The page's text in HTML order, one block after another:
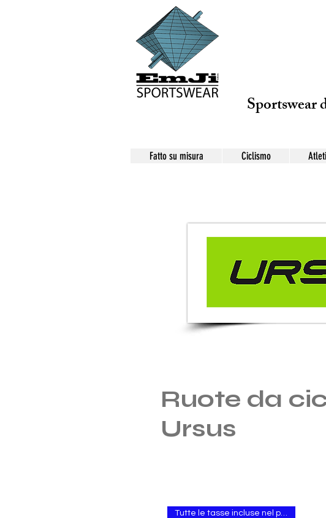
Sportswear
Fatto su misura Ciclismo
Ruote da
Ursus
Tutte le tasse incluse nel prezzo.